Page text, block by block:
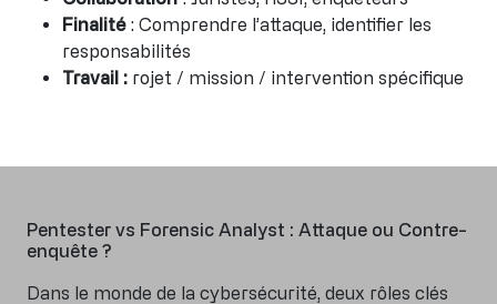
Finalité: Comprendre l’attaque, identifier les
responsabilités
Travail : rojet / mission / intervention spécifique
Pentester vs Forensic Analyst : Attaque ou Contre-
enquête ?
Dans le monde de la cybersécurité, deux rôles clés